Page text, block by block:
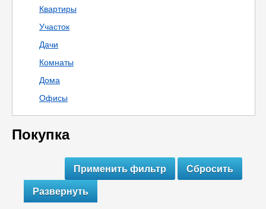
Квартиры
Участок
Дачи
Комнаты
Дома
Офисы
Покупка
Развернуть